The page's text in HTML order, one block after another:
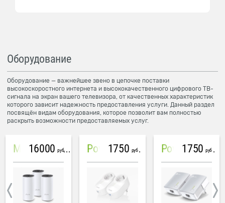
Оборудование
Оборудование — важнейшее звено в цепочке поставки
высокоскоростного интернета и высококачественного цифрового ТВ-
сигнала на экран вашего телевизора, от качественных характеристик
которого зависит надежность предоставления услуги. Данный раздел
посвящён видам оборудования, которое позволит вам полностью
раскрыть возможности предоставляемых услуг.
Mesh система TP-Link Deco M4 (3 устройства)
16000 руб PowerLine Tenda PH6
1750 руб PowerLine TP-Link AV600
1750 руб